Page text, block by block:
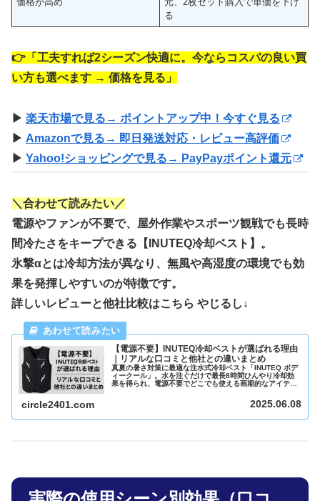
る
👉「工夫すれば2シーズン快適に。今ならコスパの良い買
い方も選べます → 価格を見る」
▶ 楽天市場で見る → ポイントアップ中！今すぐ見る
▶ Amazonで見る → 即日発送対応・レビュー高評価
▶ Yahoo!ショッピングで見る → PayPayポイント還元
＼合わせて読みたい／
電源やファンが不要で、屋外作業やスポーツ観戦でも長時
間冷たさをキープできる【INUTEQ冷却ベスト】。
氷撃αとは冷却方法が異なり、無風や高湿度の環境でも効
果を発揮しやすいのが特徴です。
詳しいレビューと他社比較はこちら やじるし↓
【電源不要】INUTEQ冷却ベストが選ばれる理由
｜リアルな口コミと他社との違いまとめ
真夏の暑さ対策に最適な注水式冷却ベスト「INUTEQ ボデ
ィークール」。水を注ぐだけで最長8時間ひんやり冷却効
果を得られ、電源不要でどこでも使える画期的なアイテム
すめの使い方やサイズ選びのポイントまで詳しく解説。
circle2401.com 2025.06.08